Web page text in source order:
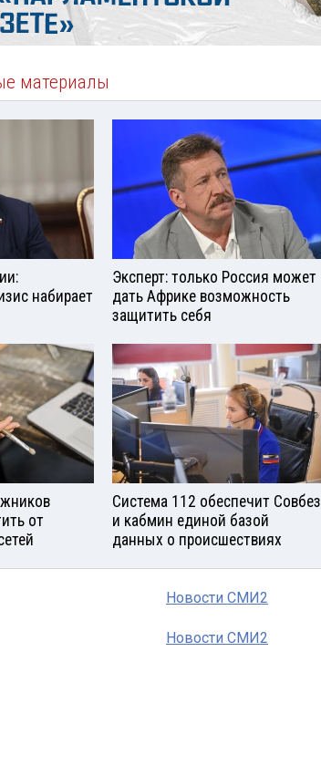
материалы
набирает
Эксперт: только Россия может
дать Африке возможность
защитить себя
от
Система 112 обеспечит Совбез
и кабмин единой базой
данных о происшествиях
Новости СМИ2
Новости СМИ2